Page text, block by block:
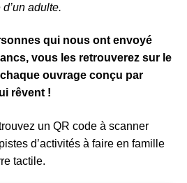
adulte.
qui nous ont envoyé
vous les retrouverez sur le
ouvrage conçu par
rêvent !
un QR code à scanner
d’activités à faire en famille
tactile.